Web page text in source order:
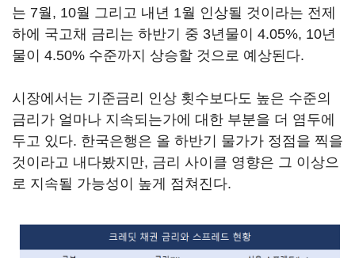
는 7월, 10월 그리고 내년 1월 인상될 것이라는 전제
하에 국고채 금리는 하반기 중 3년물이 4.05%, 10년
물이 4.50% 수준까지 상승할 것으로 예상된다.
시장에서는 기준금리 인상 횟수보다도 높은 수준의
금리가 얼마나 지속되는가에 대한 부분을 더 염두에
두고 있다. 한국은행은 올 하반기 물가가 정점을 찍을
것이라고 내다봤지만, 금리 사이클 영향은 그 이상으
로 지속될 가능성이 높게 점쳐진다.